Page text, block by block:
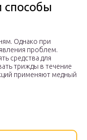
способы
Однако при
проблем.
средства для
трижды в течение
применяют медный